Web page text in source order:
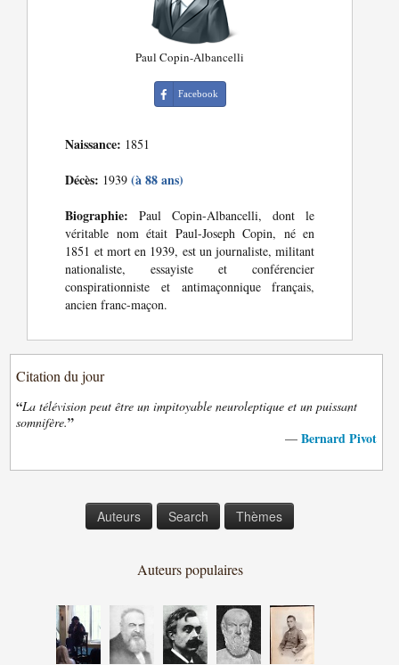
Paul Copin-Albancelli
Facebook
Naissance: 1851
Décès: 1939(à 88 ans)
Biographie: Paul Copin-Albancelli, dont le
véritable nom était Paul-Joseph Copin, né en
1851 et mort en 1939, est un journaliste, militant
nationaliste, essayiste et conférencier
conspirationniste et antimaçonnique français,
ancien franc-maçon.
Citation du jour
“La télévision peut être un impitoyable neuroleptique et un puissant
somnifère.”
— Bernard Pivot
Auteurs Search Thèmes
Auteurs populaires